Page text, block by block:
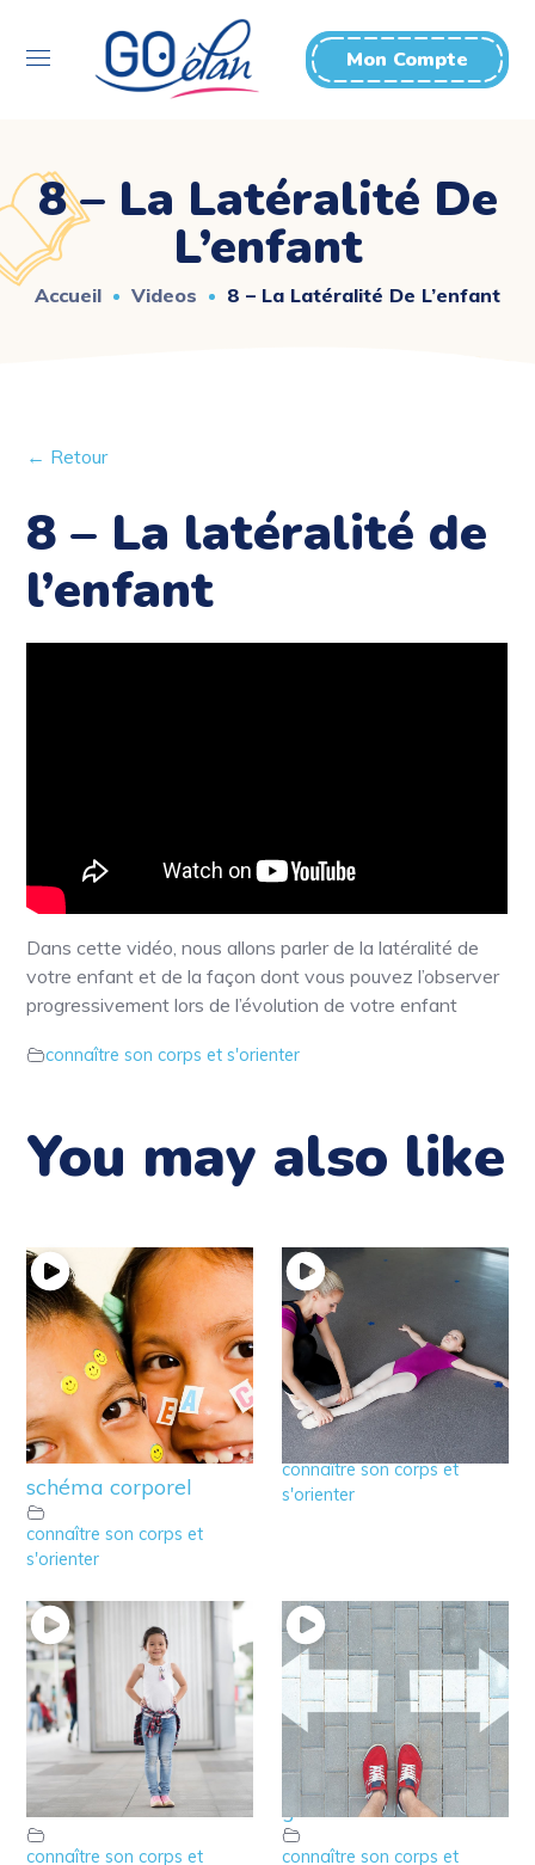
Mon Compte
8 – La Latéralité De
L’enfant
Accueil Videos 8 – La Latéralité De L’enfant
← Retour
8 – La latéralité de
l’enfant
Dans cette vidéo, nous allons parler de la latéralité de
votre enfant et de la façon dont vous pouvez l’observer
progressivement lors de l’évolution de votre enfant
connaître son corps et s'orienter
You may also like
12 – Idée de jeux pour
éveiller la
connaissance de son
schéma corporel
connaître son corps et
s'orienter
11 – Jeux pour éveiller
l’axe corporel
connaître son corps et
s'orienter
10 – qu’est ce que
l’axe corporel de
l’enfant?
connaître son corps et
9 – La connaissance
de la droite et de la
gauche
connaître son corps et